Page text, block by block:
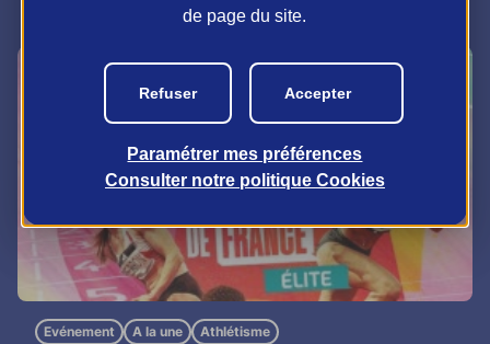
Evénement A la une Athlétisme
de page du site.
Accepter
Refuser
Paramétrer mes préférences
Consulter notre politique Cookies